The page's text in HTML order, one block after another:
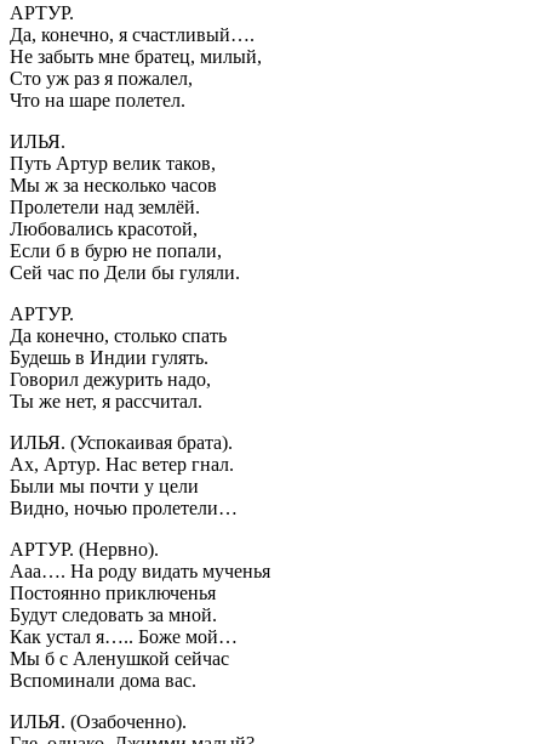
АРТУР.
Да, конечно, я счастливый….
Не забыть мне братец, милый,
Сто уж раз я пожалел,
Что на шаре полетел.
ИЛЬЯ.
Путь Артур велик таков,
Мы ж за несколько часов
Пролетели над землёй.
Любовались красотой,
Если б в бурю не попали,
Сей час по Дели бы гуляли.
АРТУР.
Да конечно, столько спать
Будешь в Индии гулять.
Говорил дежурить надо,
Ты же нет, я рассчитал.
ИЛЬЯ. (Успокаивая брата).
Ах, Артур. Нас ветер гнал.
Были мы почти у цели
Видно, ночью пролетели…
АРТУР. (Нервно).
Ааа…. На роду видать мученья
Постоянно приключенья
Будут следовать за мной.
Как устал я….. Боже мой…
Мы б с Аленушкой сейчас
Вспоминали дома вас.
ИЛЬЯ. (Озабоченно).